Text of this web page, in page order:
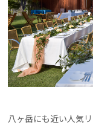
八ヶ岳にも近い人気